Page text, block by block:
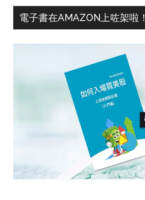
電子書在AMAZON上咗架啦！